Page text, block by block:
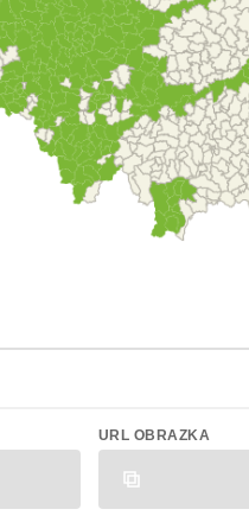
URL OBRAZKA